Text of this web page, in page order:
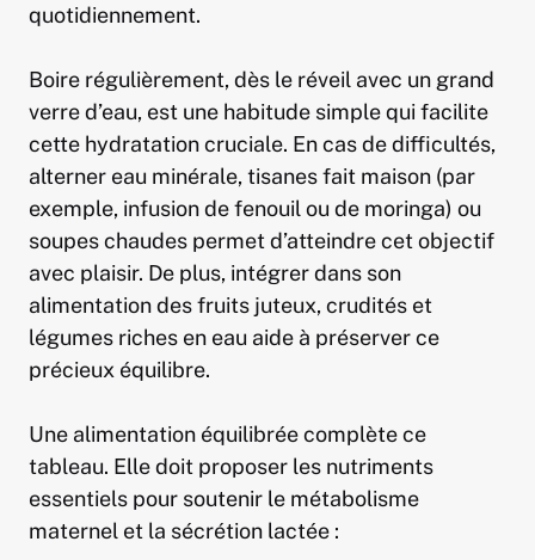
quotidiennement.
Boire régulièrement, dès le réveil avec un grand
verre d’eau, est une habitude simple qui facilite
cette hydratation cruciale. En cas de difficultés,
alterner eau minérale, tisanes fait maison (par
exemple, infusion de fenouil ou de moringa) ou
soupes chaudes permet d’atteindre cet objectif
avec plaisir. De plus, intégrer dans son
alimentation des fruits juteux, crudités et
légumes riches en eau aide à préserver ce
précieux équilibre.
Une alimentation équilibrée complète ce
tableau. Elle doit proposer les nutriments
essentiels pour soutenir le métabolisme
maternel et la sécrétion lactée :